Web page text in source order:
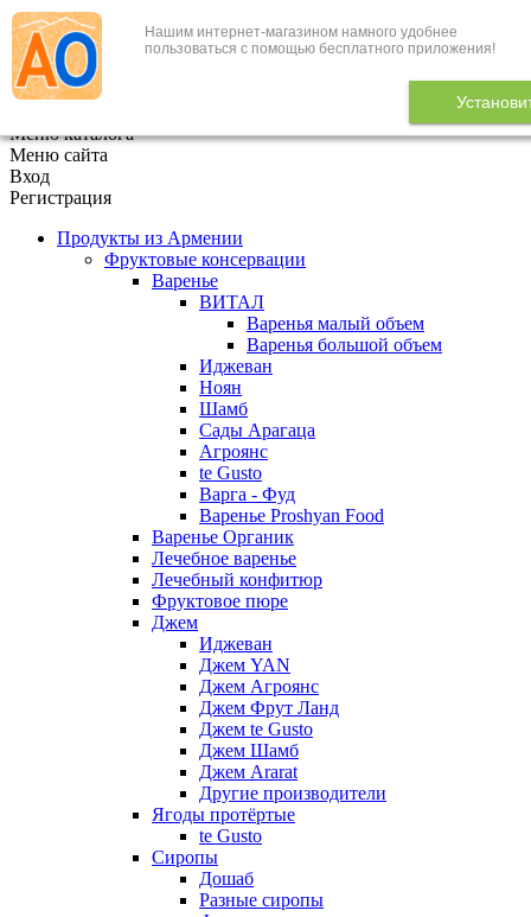
Нашим интернет-магазином намного удобнее
пользоваться с помощью бесплатного приложения!
+7 (495) 646-888-1
В корзине 0
Меню каталога
Меню сайта
Вход
Регистрация
Продукты из Армении
Фруктовые консервации
Варенье
ВИТАЛ
Варенья малый объем
Варенья большой объем
Иджеван
Ноян
Шамб
Сады Арагаца
Агроянс
te Gusto
Варга - Фуд
Варенье Proshyan Food
Варенье Органик
Лечебное варенье
Лечебный конфитюр
Фруктовое пюре
Джем
Иджеван
Джем YAN
Джем Агроянс
Джем Фрут Ланд
Джем te Gusto
Джем Шамб
Джем Ararat
Другие производители
Ягоды протёртые
te Gusto
Сиропы
Дошаб
Разные сиропы